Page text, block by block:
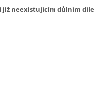
již neexistujícím důlním díle